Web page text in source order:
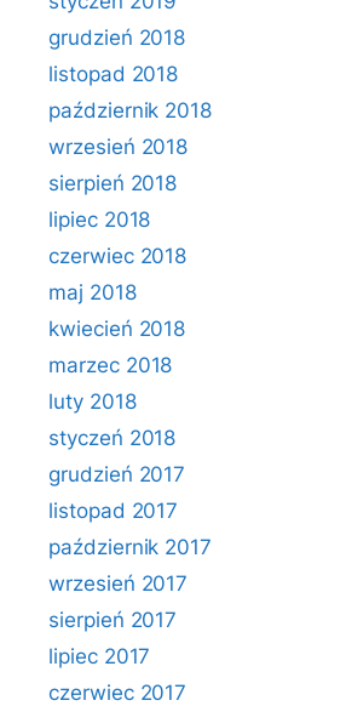
grudzień 2018
listopad 2018
październik 2018
wrzesień 2018
sierpień 2018
lipiec 2018
czerwiec 2018
maj 2018
kwiecień 2018
marzec 2018
luty 2018
styczeń 2018
grudzień 2017
listopad 2017
październik 2017
wrzesień 2017
sierpień 2017
lipiec 2017
czerwiec 2017